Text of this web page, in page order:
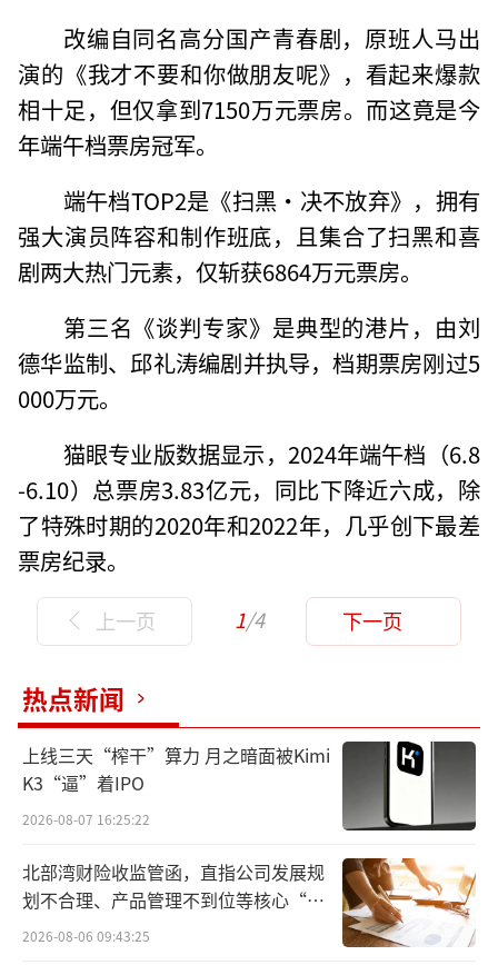
改编自同名高分国产青春剧，原班人马出
演的《我才不要和你做朋友呢》，看起来爆款
相十足，但仅拿到7150万元票房。而这竟是今
年端午档票房冠军。
端午档TOP2是《扫黑·决不放弃》，拥有
强大演员阵容和制作班底，且集合了扫黑和喜
剧两大热门元素，仅斩获6864万元票房。
第三名《谈判专家》是典型的港片，由刘
德华监制、邱礼涛编剧并执导，档期票房刚过5
000万元。
猫眼专业版数据显示，2024年端午档（6.8
-6.10）总票房3.83亿元，同比下降近六成，除
了特殊时期的2020年和2022年，几乎创下最差
票房纪录。
上一页 1/4 下一页
热点新闻
上线三天“榨干”算力 月之暗面被Kimi
K3“逼”着IPO
2026-08-07 16:25:22
北部湾财险收监管函，直指公司发展规
划不合理、产品管理不到位等核心“痛
点”
2026-08-06 09:43:25